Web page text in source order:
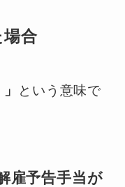
場合
という意味で
雇予告手当が